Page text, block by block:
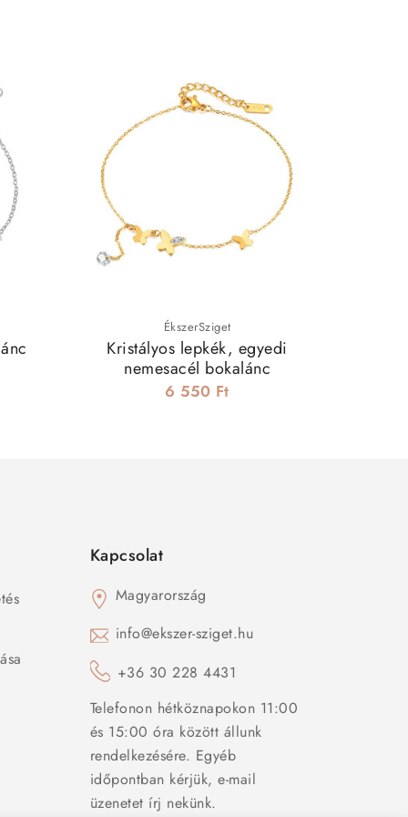
ÉkszerSziget
Kristályos lepkék, egyedi
nemesacél bokalánc
6 550 Ft
Kapcsolat
Magyarország
info@ekszer-sziget.hu
+36 30 228 4431
Telefonon hétköznapokon 11:00
és 15:00 óra között állunk
rendelkezésére. Egyéb
időpontban kérjük, e-mail
üzenetet írj nekünk.